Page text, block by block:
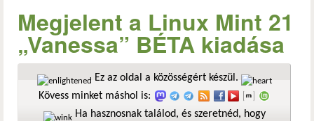
Megjelent a Linux Mint 21
„Vanessa” BÉTA kiadása
Ez az oldal a közösségért készül.
Kövess minket máshol is:
Ha hasznosnak találod, és szeretnéd, hogy